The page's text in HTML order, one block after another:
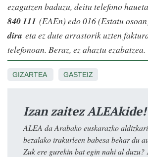
ezagutzen baduzu, deitu telefono
840 111 (EAEn) edo 016 (Estatu
dira eta ez dute arrastorik uzten
telefonoan. Beraz, ez ahaztu ezabatzea.
GIZARTEA GASTEIZ
Izan zaitez ALEAkide!
ALEA da Arabako euskarazko
bezalako irakurleen babesa behar du
Zuk ere gurekin bat egin nahi al duzu?